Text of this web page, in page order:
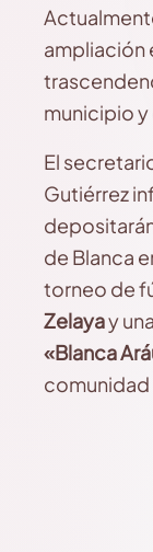
ampliación
municipio y
El
Gutiérrez
de Blanca
torneo de
Zelayay
«Blanca
comunidad